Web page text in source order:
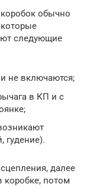
обычно
следующие
не включаются;
в КП и с
гудение).
далее
коробке, потом